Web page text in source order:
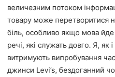
величезним потоком
товару може перетворитися
біль, особливо якщо мова йде
речі, які служать довго. Я, як
витримують випробування
джинси Levi’s, бездоганний